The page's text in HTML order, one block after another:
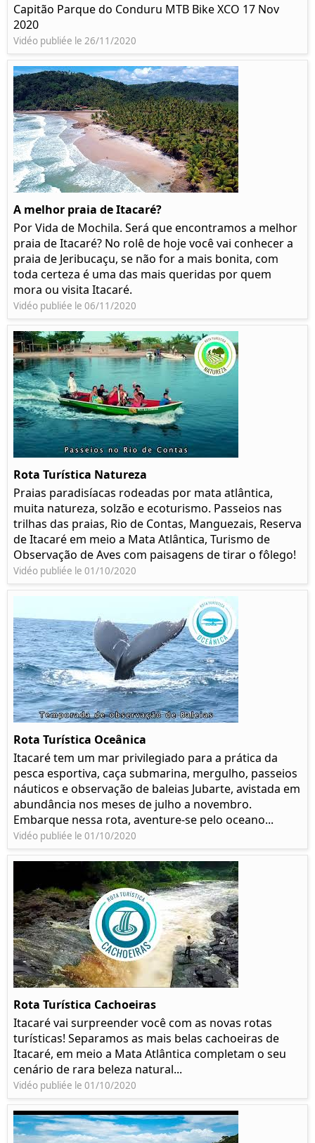
Capitão Parque do Conduru MTB Bike XCO 17 Nov
2020
Vidéo publiée le 26/11/2020
A melhor praia de Itacaré?
Por Vida de Mochila. Será que encontramos a melhor
praia de Itacaré? No rolê de hoje você vai conhecer a
praia de Jeribucaçu, se não for a mais bonita, com
toda certeza é uma das mais queridas por quem
mora ou visita Itacaré.
Vidéo publiée le 06/11/2020
Rota Turística Natureza
Praias paradisíacas rodeadas por mata atlântica,
muita natureza, solzão e ecoturismo. Passeios nas
trilhas das praias, Rio de Contas, Manguezais, Reserva
de Itacaré em meio a Mata Atlântica, Turismo de
Observação de Aves com paisagens de tirar o fôlego!
Vidéo publiée le 01/10/2020
Rota Turística Oceânica
Itacaré tem um mar privilegiado para a prática da
pesca esportiva, caça submarina, mergulho, passeios
náuticos e observação de baleias Jubarte, avistada em
abundância nos meses de julho a novembro.
Embarque nessa rota, aventure-se pelo oceano...
Vidéo publiée le 01/10/2020
Rota Turística Cachoeiras
Itacaré vai surpreender você com as novas rotas
turísticas! Separamos as mais belas cachoeiras de
Itacaré, em meio a Mata Atlântica completam o seu
cenário de rara beleza natural...
Vidéo publiée le 01/10/2020